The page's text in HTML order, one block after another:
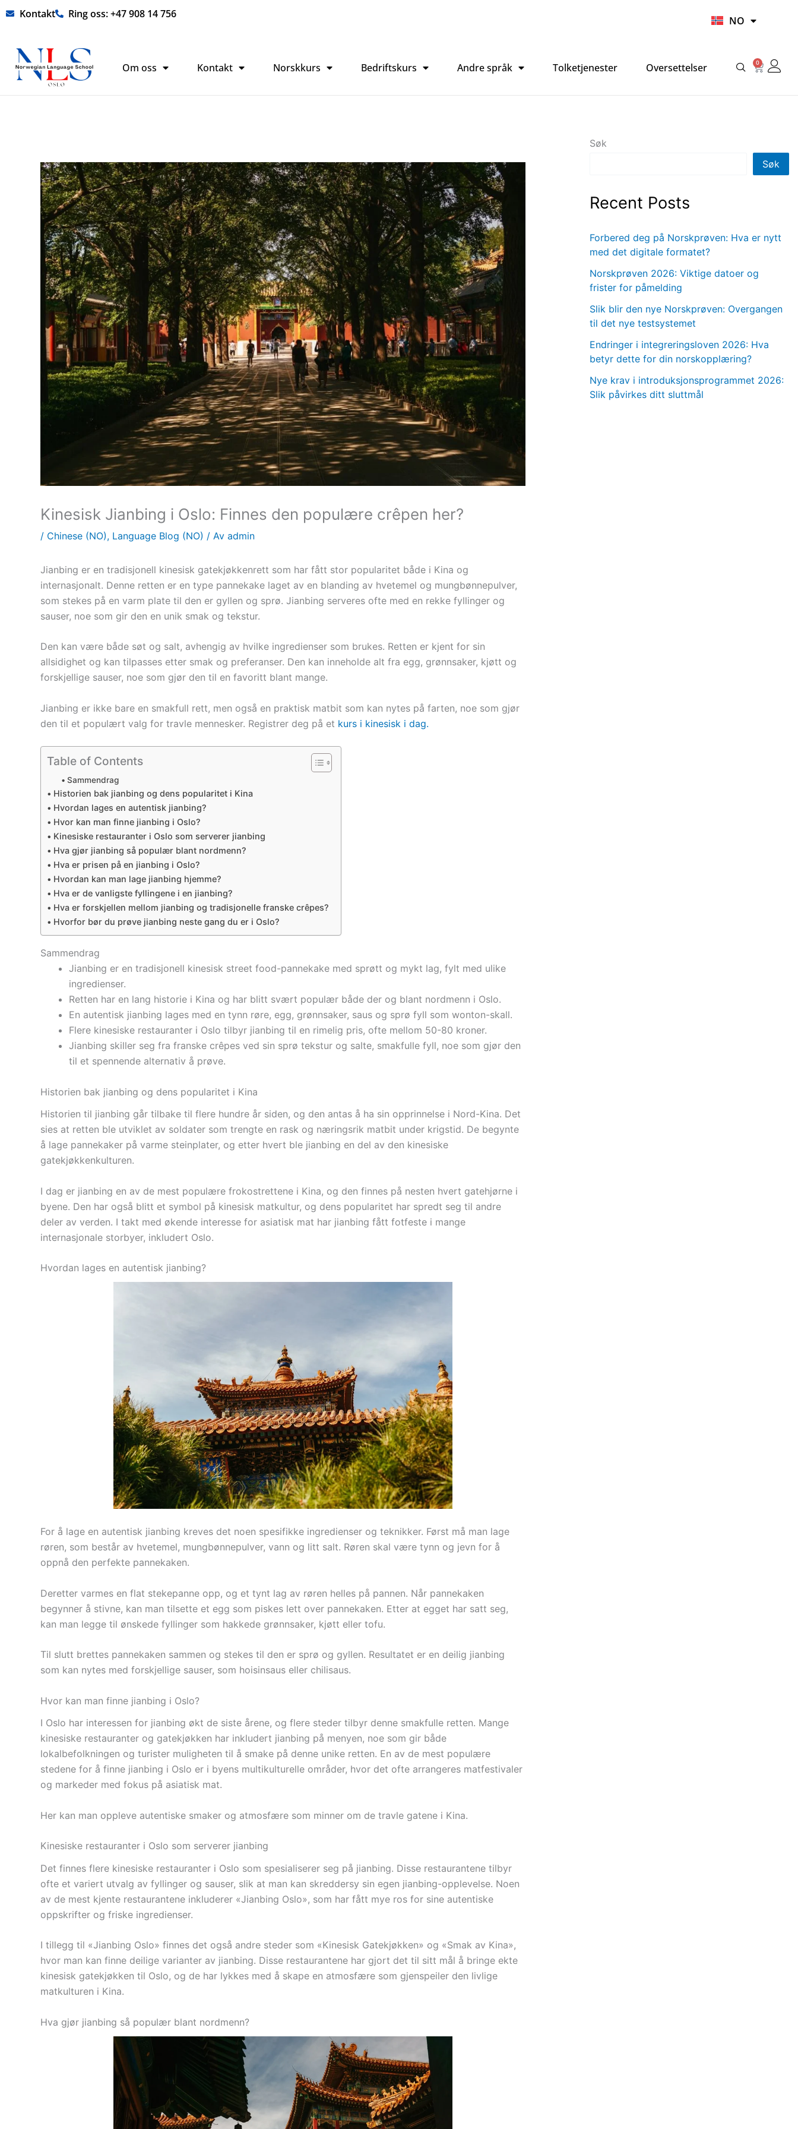
Hopp
innholdet
Kontakt Ring oss: +47 908 14 756
NO
HI
Om oss Kontakt Norskkurs Bedriftskurs Andre språk Tolketjenester Oversettelser 0
Kinesisk Jianbing i Oslo: Finnes den populære crêpen her?
/ Chinese (NO), Language Blog (NO) / Av admin
Jianbing er en tradisjonell kinesisk gatekjøkkenrett som har fått stor popularitet både i Kina og
internasjonalt. Denne retten er en type pannekake laget av en blanding av hvetemel og mungbønnepulver,
som stekes på en varm plate til den er gyllen og sprø. Jianbing serveres ofte med en rekke fyllinger og
sauser, noe som gir den en unik smak og tekstur.
Den kan være både søt og salt, avhengig av hvilke ingredienser som brukes. Retten er kjent for sin
allsidighet og kan tilpasses etter smak og preferanser. Den kan inneholde alt fra egg, grønnsaker, kjøtt og
forskjellige sauser, noe som gjør den til en favoritt blant mange.
Jianbing er ikke bare en smakfull rett, men også en praktisk matbit som kan nytes på farten, noe som gjør
den til et populært valg for travle mennesker. Registrer deg på et kurs i kinesisk i dag.
Table of Contents
Sammendrag
Historien bak jianbing og dens popularitet i Kina
Hvordan lages en autentisk jianbing?
Hvor kan man finne jianbing i Oslo?
Kinesiske restauranter i Oslo som serverer jianbing
Hva gjør jianbing så populær blant nordmenn?
Hva er prisen på en jianbing i Oslo?
Hvordan kan man lage jianbing hjemme?
Hva er de vanligste fyllingene i en jianbing?
Hva er forskjellen mellom jianbing og tradisjonelle franske crêpes?
Hvorfor bør du prøve jianbing neste gang du er i Oslo?
Sammendrag
Jianbing er en tradisjonell kinesisk street food-pannekake med sprøtt og mykt lag, fylt med ulike
ingredienser.
Retten har en lang historie i Kina og har blitt svært populær både der og blant nordmenn i Oslo.
En autentisk jianbing lages med en tynn røre, egg, grønnsaker, saus og sprø fyll som wonton-skall.
Flere kinesiske restauranter i Oslo tilbyr jianbing til en rimelig pris, ofte mellom 50-80 kroner.
Jianbing skiller seg fra franske crêpes ved sin sprø tekstur og salte, smakfulle fyll, noe som gjør den
til et spennende alternativ å prøve.
Historien bak jianbing og dens popularitet i Kina
Historien til jianbing går tilbake til flere hundre år siden, og den antas å ha sin opprinnelse i Nord-Kina. Det
sies at retten ble utviklet av soldater som trengte en rask og næringsrik matbit under krigstid. De begynte
å lage pannekaker på varme steinplater, og etter hvert ble jianbing en del av den kinesiske
gatekjøkkenkulturen.
I dag er jianbing en av de mest populære frokostrettene i Kina, og den finnes på nesten hvert gatehjørne i
byene. Den har også blitt et symbol på kinesisk matkultur, og dens popularitet har spredt seg til andre
deler av verden. I takt med økende interesse for asiatisk mat har jianbing fått fotfeste i mange
internasjonale storbyer, inkludert Oslo.
Hvordan lages en autentisk jianbing?
For å lage en autentisk jianbing kreves det noen spesifikke ingredienser og teknikker. Først må man lage
røren, som består av hvetemel, mungbønnepulver, vann og litt salt. Røren skal være tynn og jevn for å
oppnå den perfekte pannekaken.
Deretter varmes en flat stekepanne opp, og et tynt lag av røren helles på pannen. Når pannekaken
begynner å stivne, kan man tilsette et egg som piskes lett over pannekaken. Etter at egget har satt seg,
kan man legge til ønskede fyllinger som hakkede grønnsaker, kjøtt eller tofu.
Til slutt brettes pannekaken sammen og stekes til den er sprø og gyllen. Resultatet er en deilig jianbing
som kan nytes med forskjellige sauser, som hoisinsaus eller chilisaus.
Hvor kan man finne jianbing i Oslo?
I Oslo har interessen for jianbing økt de siste årene, og flere steder tilbyr denne smakfulle retten. Mange
kinesiske restauranter og gatekjøkken har inkludert jianbing på menyen, noe som gir både
lokalbefolkningen og turister muligheten til å smake på denne unike retten. En av de mest populære
stedene for å finne jianbing i Oslo er i byens multikulturelle områder, hvor det ofte arrangeres matfestivaler
og markeder med fokus på asiatisk mat.
Her kan man oppleve autentiske smaker og atmosfære som minner om de travle gatene i Kina.
Kinesiske restauranter i Oslo som serverer jianbing
Det finnes flere kinesiske restauranter i Oslo som spesialiserer seg på jianbing. Disse restaurantene tilbyr
ofte et variert utvalg av fyllinger og sauser, slik at man kan skreddersy sin egen jianbing-opplevelse. Noen
av de mest kjente restaurantene inkluderer «Jianbing Oslo», som har fått mye ros for sine autentiske
oppskrifter og friske ingredienser.
I tillegg til «Jianbing Oslo» finnes det også andre steder som «Kinesisk Gatekjøkken» og «Smak av Kina»,
hvor man kan finne deilige varianter av jianbing. Disse restaurantene har gjort det til sitt mål å bringe ekte
kinesisk gatekjøkken til Oslo, og de har lykkes med å skape en atmosfære som gjenspeiler den livlige
matkulturen i Kina.
Hva gjør jianbing så populær blant nordmenn?
Søk
Søk
Recent Posts
Forbered deg på Norskprøven: Hva er nytt
med det digitale formatet?
Norskprøven 2026: Viktige datoer og
frister for påmelding
Slik blir den nye Norskprøven: Overgangen
til det nye testsystemet
Endringer i integreringsloven 2026: Hva
betyr dette for din norskopplæring?
Nye krav i introduksjonsprogrammet 2026:
Slik påvirkes ditt sluttmål